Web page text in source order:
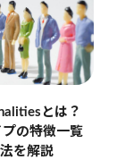
とは？
の特徴一覧
を解説